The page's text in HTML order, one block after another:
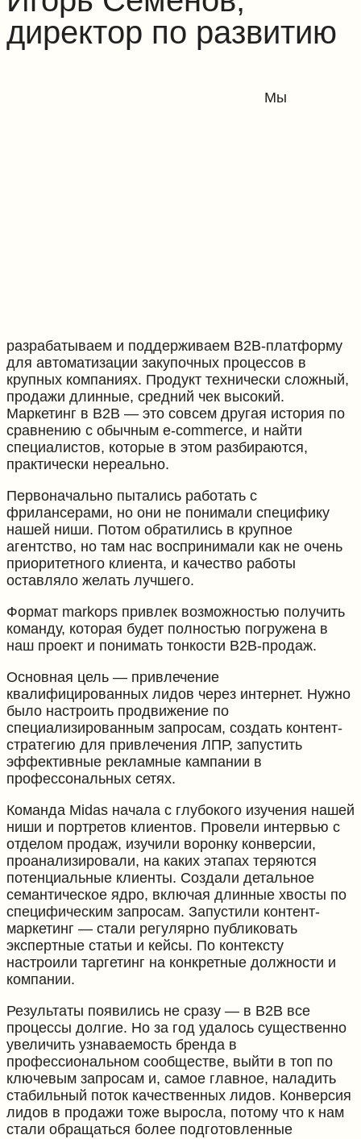
директор по развитию
Мы
разрабатываем и поддерживаем B2B-платформу
для автоматизации закупочных процессов в
крупных компаниях. Продукт технически сложный,
продажи длинные, средний чек высокий.
Маркетинг в B2B — это совсем другая история по
сравнению с обычным e-commerce, и найти
специалистов, которые в этом разбираются,
практически нереально.
Первоначально пытались работать с
фрилансерами, но они не понимали специфику
нашей ниши. Потом обратились в крупное
агентство, но там нас воспринимали как не очень
приоритетного клиента, и качество работы
оставляло желать лучшего.
Формат markops привлек возможностью получить
команду, которая будет полностью погружена в
наш проект и понимать тонкости B2B-продаж.
Основная цель — привлечение
квалифицированных лидов через интернет. Нужно
было настроить продвижение по
специализированным запросам, создать контент-
стратегию для привлечения ЛПР, запустить
эффективные рекламные кампании в
профессональных сетях.
Команда Midas начала с глубокого изучения нашей
ниши и портретов клиентов. Провели интервью с
отделом продаж, изучили воронку конверсии,
проанализировали, на каких этапах теряются
потенциальные клиенты. Создали детальное
семантическое ядро, включая длинные хвосты по
специфическим запросам. Запустили контент-
маркетинг — стали регулярно публиковать
экспертные статьи и кейсы. По контексту
настроили таргетинг на конкретные должности и
компании.
Результаты появились не сразу — в B2B все
процессы долгие. Но за год удалось существенно
увеличить узнаваемость бренда в
профессиональном сообществе, выйти в топ по
ключевым запросам и, самое главное, наладить
стабильный поток качественных лидов. Конверсия
лидов в продажи тоже выросла, потому что к нам
стали обращаться более подготовленные